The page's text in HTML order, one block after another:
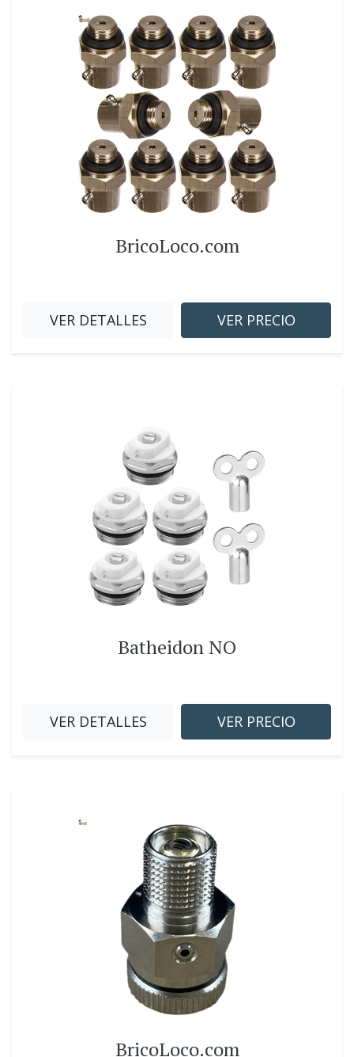
BricoLoco.com
VER DETALLES VER PRECIO
Batheidon NO
VER DETALLES VER PRECIO
BricoLoco.com